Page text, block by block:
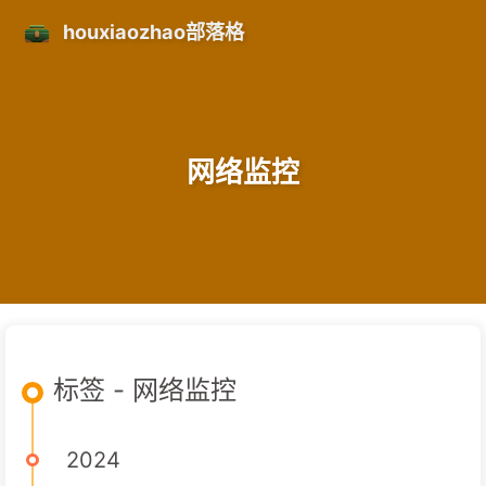
houxiaozhao部落格
网络监控
标签 - 网络监控
2024